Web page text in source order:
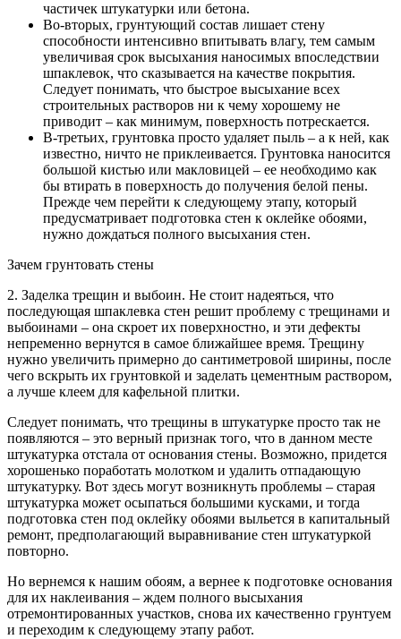
частичек штукатурки или бетона.
Во-вторых, грунтующий состав лишает стену
способности интенсивно впитывать влагу, тем самым
увеличивая срок высыхания наносимых впоследствии
шпаклевок, что сказывается на качестве покрытия.
Следует понимать, что быстрое высыхание всех
строительных растворов ни к чему хорошему не
приводит – как минимум, поверхность потрескается.
В-третьих, грунтовка просто удаляет пыль – а к ней, как
известно, ничто не приклеивается. Грунтовка наносится
большой кистью или макловицей – ее необходимо как
бы втирать в поверхность до получения белой пены.
Прежде чем перейти к следующему этапу, который
предусматривает подготовка стен к оклейке обоями,
нужно дождаться полного высыхания стен.
Зачем грунтовать стены
2. Заделка трещин и выбоин. Не стоит надеяться, что
последующая шпаклевка стен решит проблему с трещинами и
выбоинами – она скроет их поверхностно, и эти дефекты
непременно вернутся в самое ближайшее время. Трещину
нужно увеличить примерно до сантиметровой ширины, после
чего вскрыть их грунтовкой и заделать цементным раствором,
а лучше клеем для кафельной плитки.
Следует понимать, что трещины в штукатурке просто так не
появляются – это верный признак того, что в данном месте
штукатурка отстала от основания стены. Возможно, придется
хорошенько поработать молотком и удалить отпадающую
штукатурку. Вот здесь могут возникнуть проблемы – старая
штукатурка может осыпаться большими кусками, и тогда
подготовка стен под оклейку обоями выльется в капитальный
ремонт, предполагающий выравнивание стен штукатуркой
повторно.
Но вернемся к нашим обоям, а вернее к подготовке основания
для их наклеивания – ждем полного высыхания
отремонтированных участков, снова их качественно грунтуем
и переходим к следующему этапу работ.